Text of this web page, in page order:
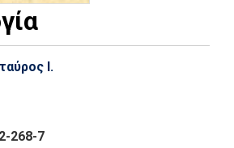
Ι.
268-7